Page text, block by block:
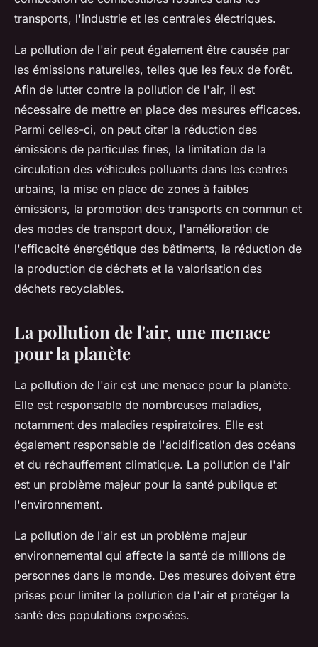
transports, l'industrie et les centrales électriques.
La pollution de l'air peut également être causée par
les émissions naturelles, telles que les feux de forêt.
Afin de lutter contre la pollution de l'air, il est
nécessaire de mettre en place des mesures efficaces.
Parmi celles-ci, on peut citer la réduction des
émissions de particules fines, la limitation de la
circulation des véhicules polluants dans les centres
urbains, la mise en place de zones à faibles
émissions, la promotion des transports en commun et
des modes de transport doux, l'amélioration de
l'efficacité énergétique des bâtiments, la réduction de
la production de déchets et la valorisation des
déchets recyclables.
La pollution de l'air, une menace
pour la planète
La pollution de l'air est une menace pour la planète.
Elle est responsable de nombreuses maladies,
notamment des maladies respiratoires. Elle est
également responsable de l'acidification des océans
et du réchauffement climatique. La pollution de l'air
est un problème majeur pour la santé publique et
l'environnement.
La pollution de l'air est un problème majeur
environnemental qui affecte la santé de millions de
personnes dans le monde. Des mesures doivent être
prises pour limiter la pollution de l'air et protéger la
santé des populations exposées.